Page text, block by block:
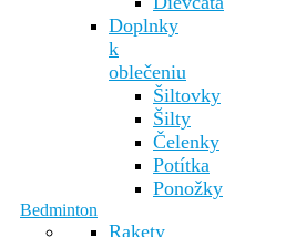
Doplnky
k
oblečeniu
Šiltovky
Šilty
Čelenky
Potítka
Ponožky
Bedminton
Rakety